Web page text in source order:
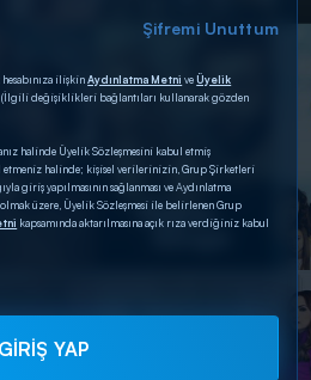
Şifremi Unuttum
ilişkinAydınlatma Metni veÜyelik
(İlgili değişiklikleri bağlantıları kullanarak gözden
halinde Üyelik Sözleşmesini kabul etmiş
etmeniz halinde; kişisel verilerinizin, Grup Şirketleri
giriş yapılmasının sağlanması ve Aydınlatma
olmak üzere, Üyelik Sözleşmesi ile belirlenen Grup
kapsamında aktarılmasına açık rıza verdiğiniz kabul
GİRİŞ YAP